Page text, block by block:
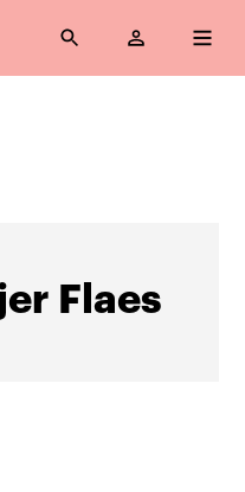
Flaes